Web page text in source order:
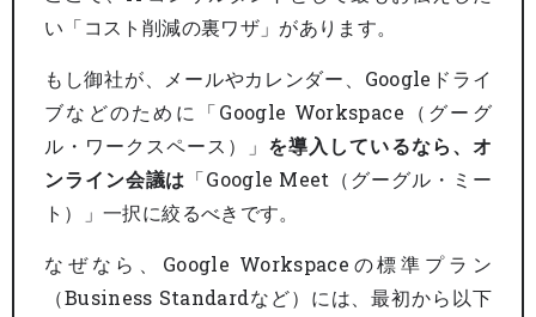
い「コスト削減の裏ワザ」があります。
もし御社が、メールやカレンダー、Googleドライ
ブなどのために「Google Workspace（グーグ
ル・ワークスペース）」 を導入しているなら、オ
ンライン会議は 「Google Meet（グーグル・ミー
ト）」一択に絞るべきです。
なぜなら、Google Workspaceの標準プラン
（Business Standardなど）には、最初から以下